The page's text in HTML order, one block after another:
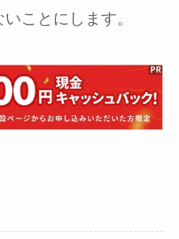
ことにします。